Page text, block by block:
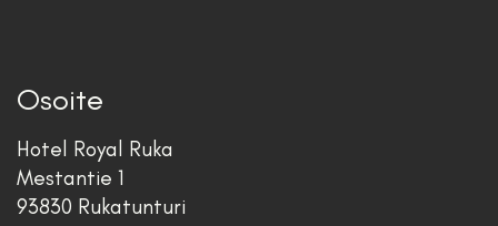
Osoite
Hotel Royal Ruka
Mestantie 1
93830 Rukatunturi